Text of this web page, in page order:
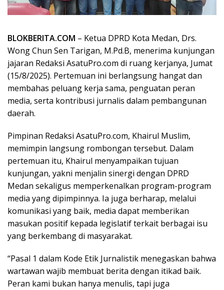
BLOKBERITA.COM – Ketua DPRD Kota Medan, Drs.
Wong Chun Sen Tarigan, M.Pd.B, menerima kunjungan
jajaran Redaksi AsatuPro.com di ruang kerjanya, Jumat
(15/8/2025). Pertemuan ini berlangsung hangat dan
membahas peluang kerja sama, penguatan peran
media, serta kontribusi jurnalis dalam pembangunan
daerah.
Pimpinan Redaksi AsatuPro.com, Khairul Muslim,
memimpin langsung rombongan tersebut. Dalam
pertemuan itu, Khairul menyampaikan tujuan
kunjungan, yakni menjalin sinergi dengan DPRD
Medan sekaligus memperkenalkan program-program
media yang dipimpinnya. Ia juga berharap, melalui
komunikasi yang baik, media dapat memberikan
masukan positif kepada legislatif terkait berbagai isu
yang berkembang di masyarakat.
“Pasal 1 dalam Kode Etik Jurnalistik menegaskan bahwa
wartawan wajib membuat berita dengan itikad baik.
Peran kami bukan hanya menulis, tapi juga